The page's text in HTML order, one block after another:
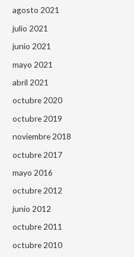
agosto 2021
julio 2021
junio 2021
mayo 2021
abril 2021
octubre 2020
octubre 2019
noviembre 2018
octubre 2017
mayo 2016
octubre 2012
junio 2012
octubre 2011
octubre 2010